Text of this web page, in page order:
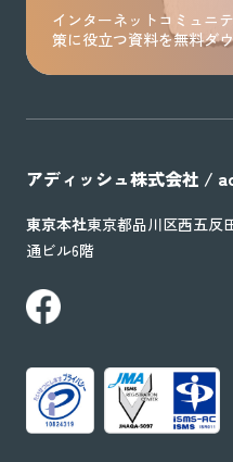
インターネットコミュニ
策に役立つ資料を無料ダ
アディッシュ株式会社 /
東京本社東京都品川区西五反
通ビル6階